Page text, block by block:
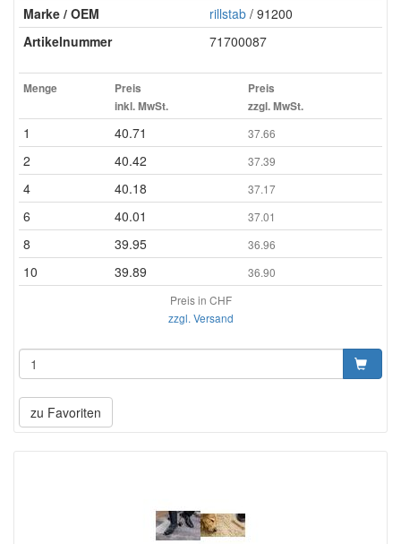
Marke / OEM
rillstab / 91200
Artikelnummer
71700087
Menge
Preis
inkl. MwSt.
Preis
zzgl. MwSt.
1 40.71 37.66
2 40.42 37.39
4 40.18 37.17
6 40.01 37.01
8 39.95 36.96
10 39.89
36.90
Preis in CHF
zzgl. Versand
zu Favoriten